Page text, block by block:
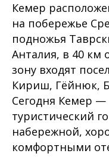
Кемер
на побережье
подножья
Анталия, в 40 км
зону входят
Кириш, Гёйнюк,
Сегодня Кемер
туристический
набережной,
комфортными